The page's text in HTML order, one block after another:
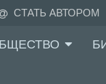
СТАТЬ АВТОРОМ